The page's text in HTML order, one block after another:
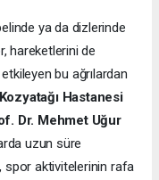
ya da dizlerinde
hareketlerini de
bu ağrılardan
Hastanesi
Dr. Mehmet Uğur
uzun süre
spor aktivitelerinin rafa